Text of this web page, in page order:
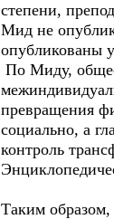
степени,
Мид не
опубликованы
По Миду,
превращения
социально, а
контроль
Таким образом,